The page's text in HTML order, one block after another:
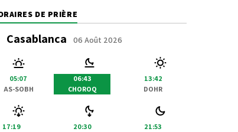
DE PRIÈRE
Casablanca 06 Août 2026
05:07
AS-SOBH
06:43
CHOROQ
13:42
DOHR
17:19
20:30
21:53